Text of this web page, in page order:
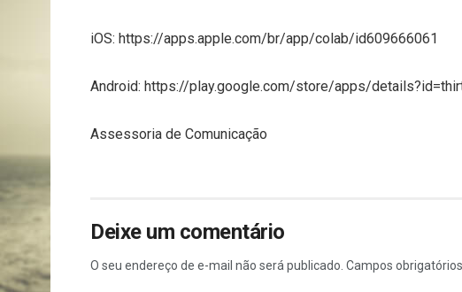
iOS: https://apps.apple.com/br/app/colab/id609666061
Android: https://play.google.com/store/apps/
Assessoria de Comunicação
Deixe um comentário
O seu endereço de e-mail não será publicado. Campos